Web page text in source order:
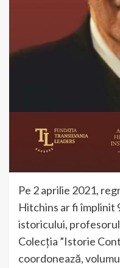
Pe 2 aprilie 2021,
Hitchins ar fi împlinit
istoricului, profesorul
Colecția ”Istorie
coordonează,